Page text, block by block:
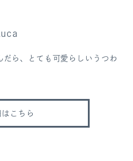
ら、とても可愛らしいうつわ
こちら